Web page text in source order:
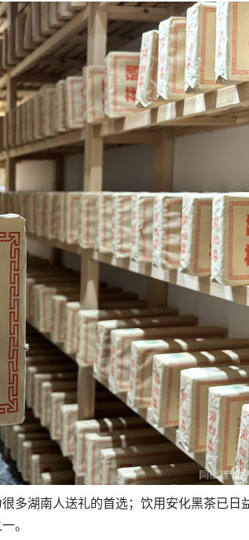
多湖南人送礼的首选；饮用安化黑茶已日
。